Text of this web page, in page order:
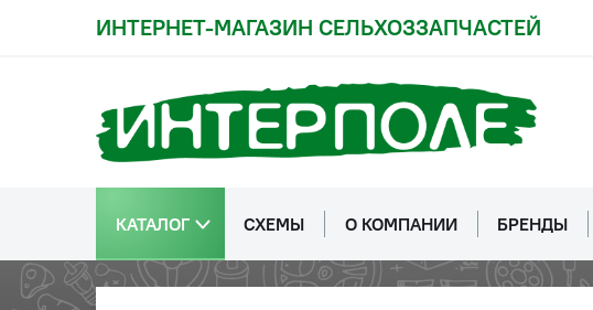
ИНТЕРНЕТ-МАГАЗИН СЕЛЬХОЗЗАПЧАСТЕЙ
КАТАЛОГ СХЕМЫ О КОМПАНИИ БРЕНДЫ